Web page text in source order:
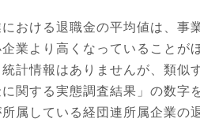
における退職金の平均値は、
企業より高くなっていることが
統計情報はありませんが、類
関する実態調査結果」の数字
属している経団連所属企業の